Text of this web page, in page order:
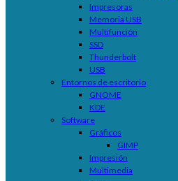
Impresoras
Memoria USB
Multifunción
SSD
Thunderbolt
USB
Entornos de escritorio
GNOME
KDE
Software
Gráficos
GIMP
Impresión
Multimedia